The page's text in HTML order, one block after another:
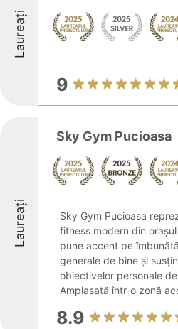
Laureați
9
Laureați
Sky Gym Pucioasa
Sky Gym Pucioasa
fitness modern din
pune accent pe
generale de bine și
obiectivelor personale
Amplasată într-o zonă
8.9